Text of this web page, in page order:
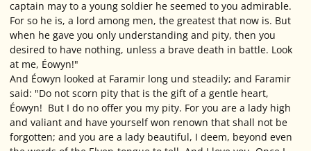
captain may to a young soldier he seemed to you admirable.
For so he is, a lord among men, the greatest that now is. But
when he gave you only understanding and pity, then you
desired to have nothing, unless a brave death in battle. Look
at me, Éowyn!"
And Éowyn looked at Faramir long und steadily; and Faramir
said: "Do not scorn pity that is the gift of a gentle heart,
Éowyn! But I do no offer you my pity. For you are a lady high
and valiant and have yourself won renown that shall not be
forgotten; and you are a lady beautiful, I deem, beyond even